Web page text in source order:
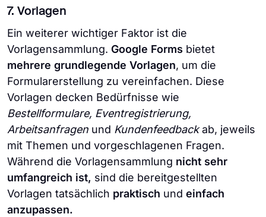
7. Vorlagen
Ein weiterer wichtiger Faktor ist die
Vorlagensammlung. Google Forms bietet
mehrere grundlegende Vorlagen, um die
Formularerstellung zu vereinfachen. Diese
Vorlagen decken Bedürfnisse wie
Bestellformulare, Eventregistrierung,
Arbeitsanfragen und Kundenfeedbackab, jeweils
mit Themen und vorgeschlagenen Fragen.
Während die Vorlagensammlung nicht sehr
umfangreich ist, sind die bereitgestellten
Vorlagen tatsächlich praktisch und einfach
anzupassen.